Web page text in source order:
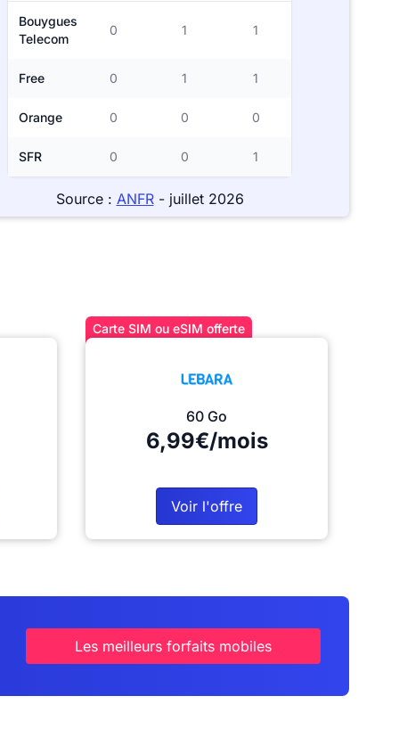
Bouygues
Telecom
0 1 1
Free 0 1 1
Orange 0 0 0
SFR 0 0 1
Source : ANFR- juillet 2026
Carte SIM ou eSIM offerte
60 Go
6,99€/mois
Voir l'offre
Les meilleurs forfaits mobiles